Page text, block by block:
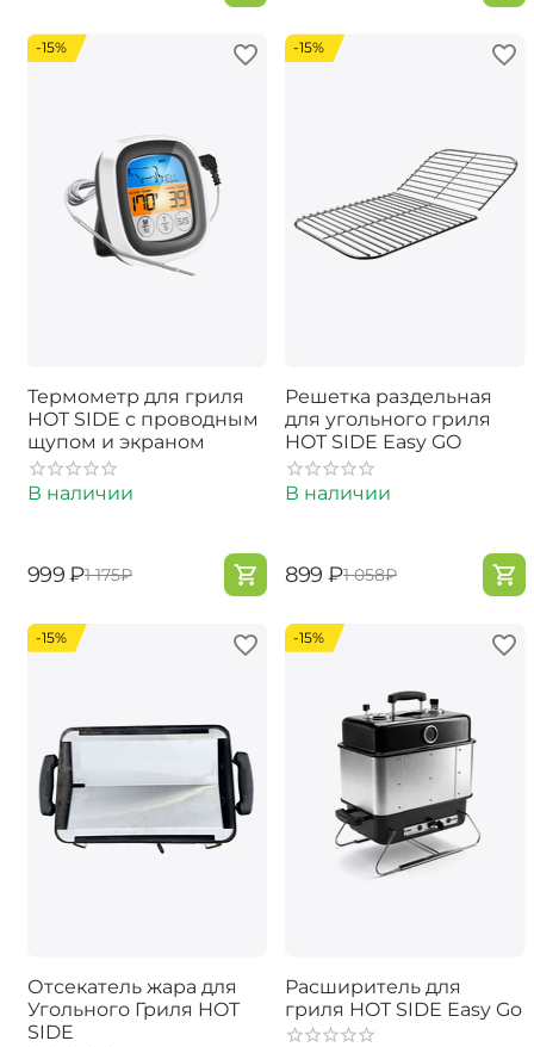
-15%
Термометр для гриля
HOT SIDE с проводным
щупом и экраном
В наличии
‍999‍ ₽‍1 175‍₽
-15%
Решетка раздельная
для угольного гриля
HOT SIDE Easy GO
В наличии
‍899‍ ₽‍1 058‍₽
-15%
Отсекатель жара для
Угольного Гриля HOT
SIDE
-15%
Расширитель для
гриля HOT SIDE Easy Go